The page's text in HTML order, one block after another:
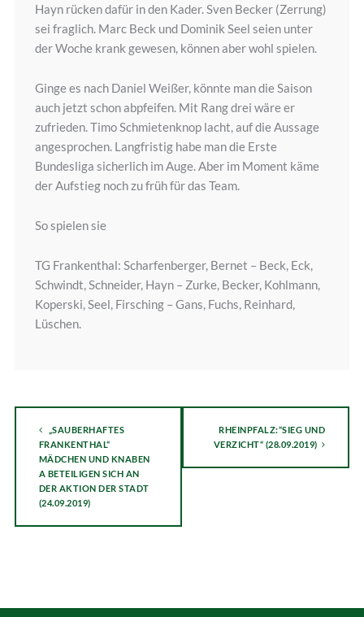
Hayn rücken dafür in den Kader. Sven Becker (Zerrung)
sei fraglich. Marc Beck und Dominik Seel seien unter
der Woche krank gewesen, können aber wohl spielen.
Ginge es nach Daniel Weißer, könnte man die Saison
auch jetzt schon abpfeifen. Mit Rang drei wäre er
zufrieden. Timo Schmietenknop lacht, auf die Aussage
angesprochen. Langfristig habe man die Erste
Bundesliga sicherlich im Auge. Aber im Moment käme
der Aufstieg noch zu früh für das Team.
So spielen sie
TG Frankenthal: Scharfenberger, Bernet – Beck, Eck,
Schwindt, Schneider, Hayn – Zurke, Becker, Kohlmann,
Koperski, Seel, Firsching – Gans, Fuchs, Reinhard,
Lüschen.
„SAUBERHAFTES
FRANKENTHAL“
MÄDCHEN UND KNABEN
A BETEILIGEN SICH AN
DER AKTION DER STADT
(24.09.2019)
RHEINPFALZ:“SIEG UND
VERZICHT“ (28.09.2019)